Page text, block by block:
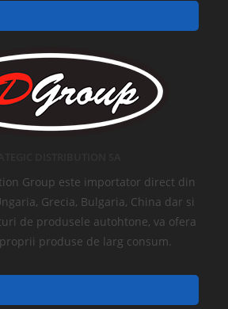
Group este importator direct din
Grecia, Bulgaria, China dar si
de produsele autohtone, va ofera
produse de larg consum.